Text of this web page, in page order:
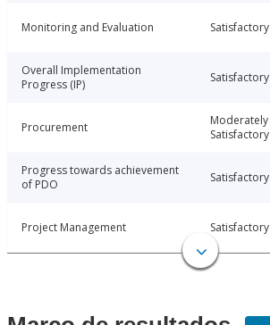
Monitoring and Evaluation Satisfactory
Overall Implementation
Progress (IP)
Satisfactory
Procurement
Moderately
Satisfactory
Progress towards achievement
of PDO
Satisfactory
Project Management Satisfactory